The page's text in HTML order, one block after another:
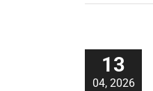
13
04, 2026